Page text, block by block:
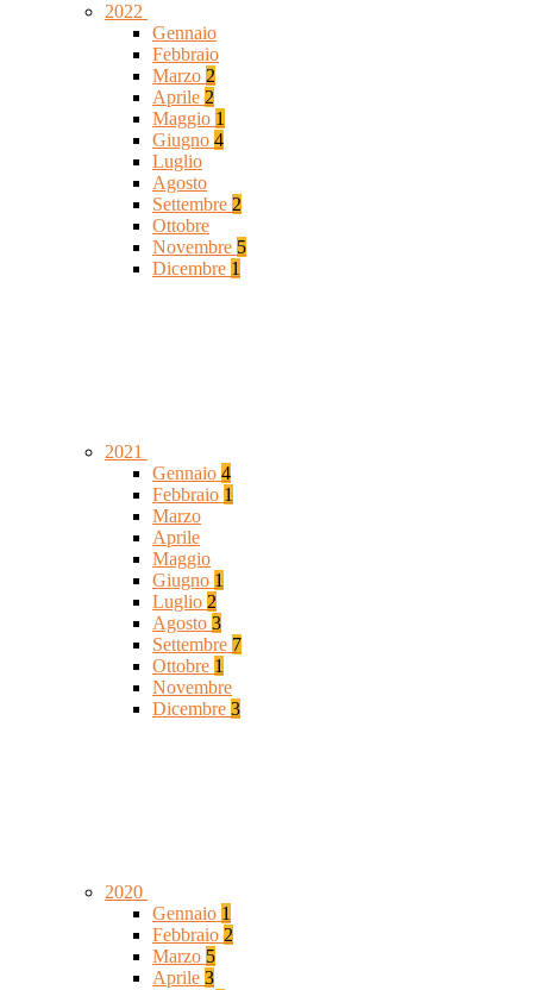
2022
Gennaio
Febbraio
Marzo 2
Aprile 2
Maggio 1
Giugno 4
Luglio
Agosto
Settembre 2
Ottobre
Novembre 5
Dicembre 1
2021
Gennaio 4
Febbraio 1
Marzo
Aprile
Maggio
Giugno 1
Luglio 2
Agosto 3
Settembre 7
Ottobre 1
Novembre
Dicembre 3
2020
Gennaio 1
Febbraio 2
Marzo 5
Aprile 3